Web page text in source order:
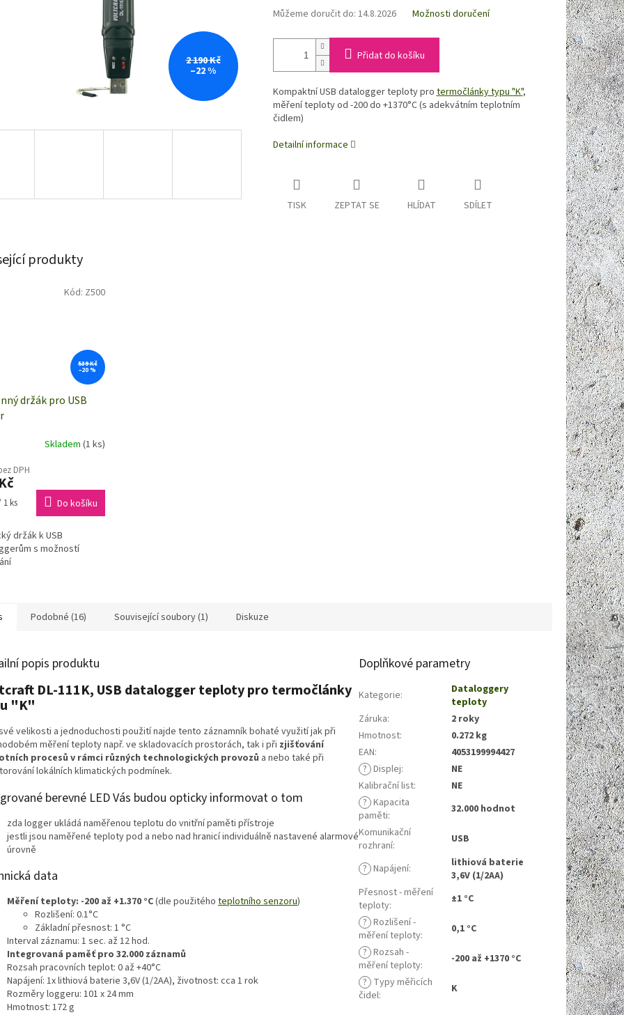
2 190 Kč
–22 %
Můžeme doručit do: 14.8.2026 Možnosti doručení
Přidat do košíku
Kompaktní USB datalogger teploty protermočlánky typu "K",
měření teploty od -200 do +1370°C (s adekvátním teplotním
čidlem)
Detailní informace
TISK ZEPTAT SE HLÍDAT SDÍLET
produkty
539 Kč
–20 %
držák pro USB
Skladem (1 ks)
DPH
1 ks Do košíku
držák k USB
s možností
Kód: Z500
Podobné (16) Související soubory (1) Diskuze
popis produktu
DL-111K, USB datalogger teploty pro termočlánky
"K"
velikosti a jednoduchosti použití najde tento záznamník bohaté využití jak při
měření teploty např. ve skladovacích prostorách, tak i při zjišťování
procesů v rámci různých technologických provozů a nebo také při
lokálních klimatických podmínek.
berevné LED Vás budou opticky informovat o tom
zda logger ukládá naměřenou teplotu do vnitřní paměti přístroje
jestli jsou naměřené teploty pod a nebo nad hranicí individuálně nastavené alarmové
úrovně
data
Měření teploty: -200 až +1.370 °C(dle použitého teplotního senzoru)
Rozlišení: 0.1°C
Základní přesnost: 1 °C
Interval záznamu: 1 sec. až 12 hod.
Integrovaná paměť pro 32.000 záznamů
Rozsah pracovních teplot: 0 až +40°C
Napájení: 1x lithiová baterie 3,6V (1/2AA), životnost: cca 1 rok
Rozměry loggeru: 101 x 24 mm
Hmotnost: 172 g
Doplňkové parametry
Kategorie:
Dataloggery
teploty
Záruka:
2 roky
Hmotnost:
0.272 kg
EAN:
4053199994427
? Displej:
NE
Kalibrační list:
NE
? Kapacita
paměti:
32.000 hodnot
Komunikační
rozhraní: USB
? Napájení:
lithiová baterie
3,6V (1/2AA)
Přesnost - měření
teploty:
±1 °C
? Rozlišení -
měření teploty:
0,1 °C
? Rozsah -
měření teploty:
-200 až +1370 °C
? Typy měřicích
čidel: K